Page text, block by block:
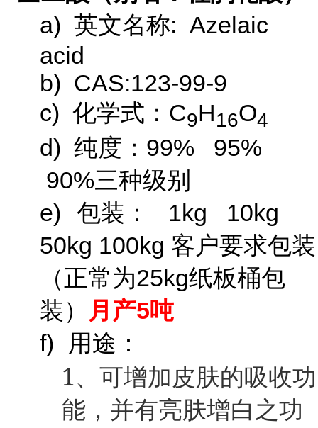
a) 英文名称: Azelaic
acid
b) CAS:123-99-9
c) 化学式： C9H16O4
d) 纯度： 99% 95%
90%三种级别
e) 包装：
1kg 10kg
50kg 100kg 客户要求包装
（正常为25kg纸板桶包
装）
月产5吨
f)
用途：
1、可增加皮肤的吸收功
能，并有亮肤增白之功